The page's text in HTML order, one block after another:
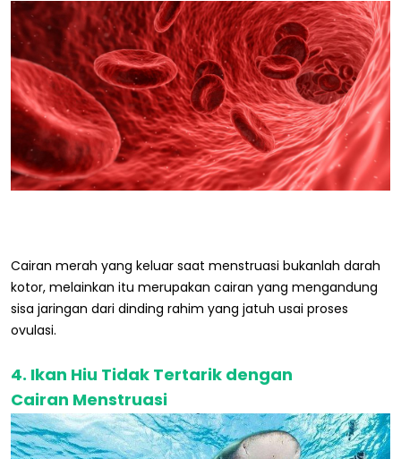
Cairan merah yang keluar saat menstruasi bukanlah darah
kotor, melainkan itu merupakan cairan yang mengandung
sisa jaringan dari dinding rahim yang jatuh usai proses
ovulasi.
4. Ikan Hiu Tidak Tertarik dengan
Cairan Menstruasi